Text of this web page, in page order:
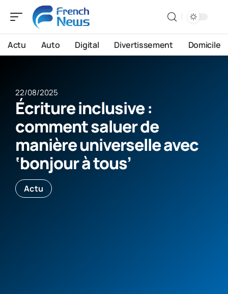
Actu Auto Digital Divertissement Domicile
22/08/2025
Écriture inclusive :
comment saluer de
manière universelle avec
‘bonjour à tous’
Actu